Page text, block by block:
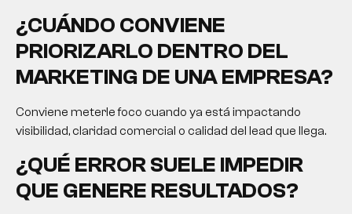
¿CUÁNDO CONVIENE
PRIORIZARLO DENTRO DEL
MARKETING DE UNA EMPRESA?
Conviene meterle foco cuando ya está impactando
visibilidad, claridad comercial o calidad del lead que llega.
¿QUÉ ERROR SUELE IMPEDIR
QUE GENERE RESULTADOS?